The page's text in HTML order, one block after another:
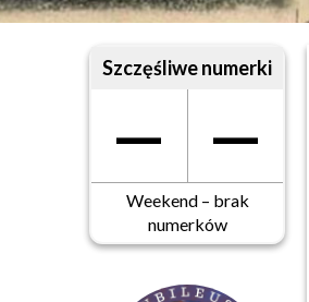
Szczęśliwe numerki
— —
Weekend – brak
numerków